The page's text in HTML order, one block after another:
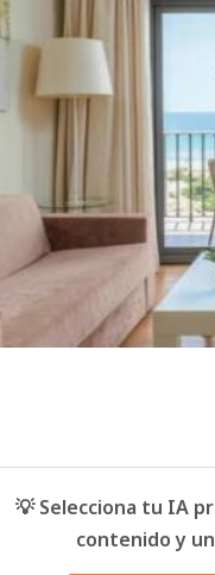
💡 Selecciona tu IA
contenido y